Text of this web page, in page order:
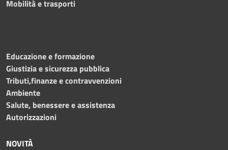
Mobilità e trasporti
Educazione e formazione
Giustizia e sicurezza pubblica
Tributi,finanze e contravvenzioni
Ambiente
Salute, benessere e assistenza
Autorizzazioni
NOVITÀ